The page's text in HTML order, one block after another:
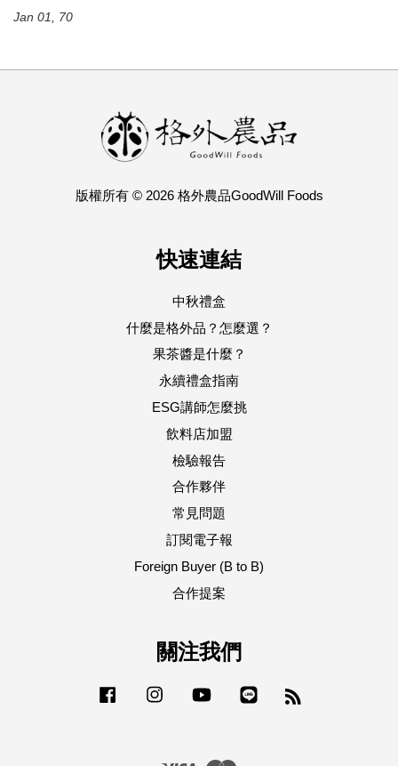
Jan 01, 70
版權所有 © 2026 格外農品GoodWill Foods
快速連結
中秋禮盒
什麼是格外品？怎麼選？
果茶醬是什麼？
永續禮盒指南
ESG講師怎麼挑
飲料店加盟
檢驗報告
合作夥伴
常見問題
訂閱電子報
Foreign Buyer (B to B)
合作提案
關注我們
Facebook Instagram YouTube